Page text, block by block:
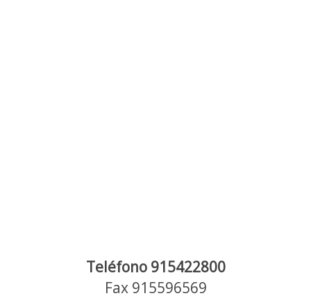
Teléfono 915422800
Fax 915596569